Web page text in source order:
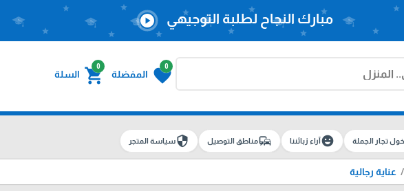
0
favorite المفضلة
0
shopping_cart السلة
مبارك النجاح لطلبة التوجيهي play_circle
تجار الجملة emoji_emotionsآراء زبائننا commuteمناطق التوصيل securityسياسة المتجر
عناية رجالية